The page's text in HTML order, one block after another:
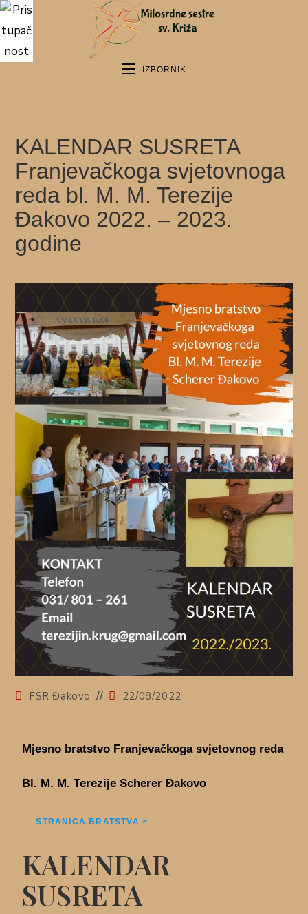
IZBORNIK
KALENDAR SUSRETA
Franjevačkoga svjetovnoga
reda bl. M. M. Terezije
Đakovo 2022. – 2023.
godine
FSR Đakovo 22/08/2022
Mjesno bratstvo Franjevačkoga svjetovnog reda
Bl. M. M. Terezije Scherer Đakovo
STRANICA BRATSTVA >
KALENDAR
SUSRETA